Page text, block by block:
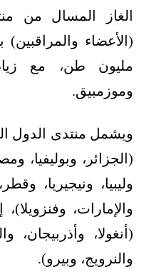
الغاز المسال من
مليون طن، مع
وموزمبيق.
(الجزائر، وبوليفيا،
وليبيا، ونيجيريا،
(أنغولا، وأذربيجان،
والنرويج، وبيرو).